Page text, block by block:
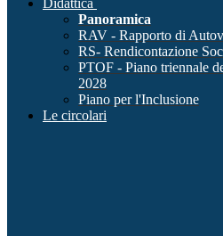
Didattica
Panoramica
RAV - Rapporto di
RS- Rendicontazione
PTOF - Piano triennale
2028
Piano per l'Inclusione
Le circolari